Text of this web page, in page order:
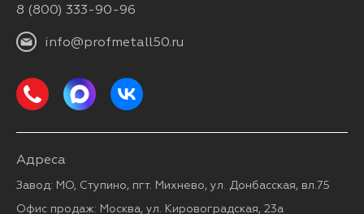
8 (800) 333-90-96
info@profmetall50.ru
Адреса
Завод: МО, Ступино, пгт. Михнево, ул. Донбасская, вл.75
Офис продаж: Москва, ул. Кировоградская, 23а